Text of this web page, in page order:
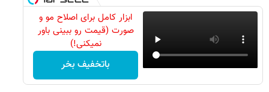
ابزار کامل برای اصلاح مو و
صورت (قیمت رو ببینی باور
نمیکنی!)
باتخفیف بخر